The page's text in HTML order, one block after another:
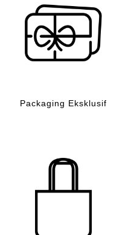
Packaging Eksklusif